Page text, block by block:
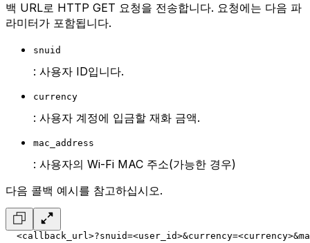
백 URL로 HTTP GET 요청을 전송합니다. 요청에는 다음 파
라미터가 포함됩니다.
snuid
: 사용자 ID입니다.
currency
: 사용자 계정에 입금할 재화 금액.
mac_address
: 사용자의 Wi-Fi MAC 주소(가능한 경우)
다음 콜백 예시를 참고하십시오.